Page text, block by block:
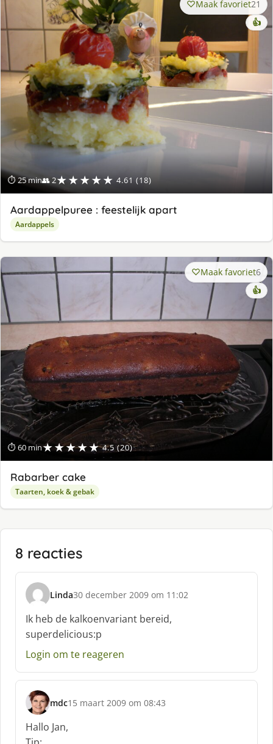
⏱ 25 min👥 2★★★★★ 4.61 (18)
Maak favoriet21
👍
Aardappelpuree : feestelijk apart
Aardappels
⏱ 60 min★★★★★ 4.5 (20)
Maak favoriet6
👍
Rabarber cake
Taarten, koek & gebak
8 reacties
Linda
s
c
h
r
e
f
30 december 2009 om 11:02
Ik heb de kalkoenvariant bereid,
superdelicious:p
Login om te reageren
mdc
s
c
h
15 maart 2009 om 08:43
Hallo Jan,